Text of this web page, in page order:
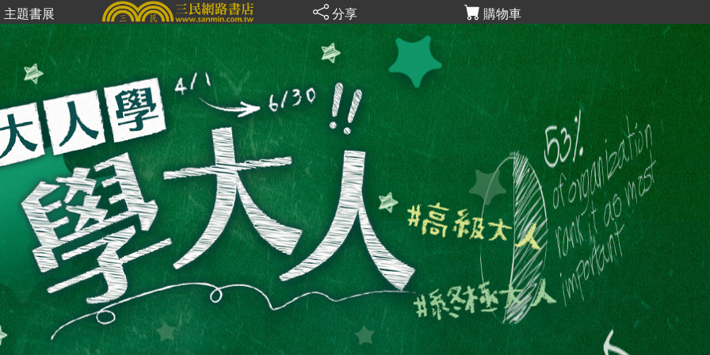
主題書展 分享 購物車